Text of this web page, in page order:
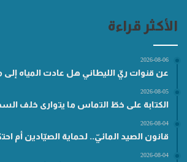
الأكثر قراءة
2026-08-06
عن قنوات ريّ الليطاني هل عادت المياه إلى
2026-08-05
الكتابة على خطّ التماس ما يتوارى خلف
2026-08-04
قانون الصيد المائيّ.. لحماية الصيّادين أم
2026-08-04